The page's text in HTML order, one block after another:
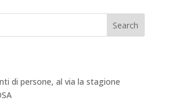
Search
di persone, al via la stagione